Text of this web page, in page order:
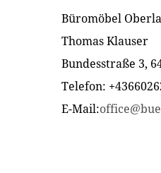
Büromöbel
Thomas Klauser
Bundesstraße 3,
Telefon:
E-Mail: